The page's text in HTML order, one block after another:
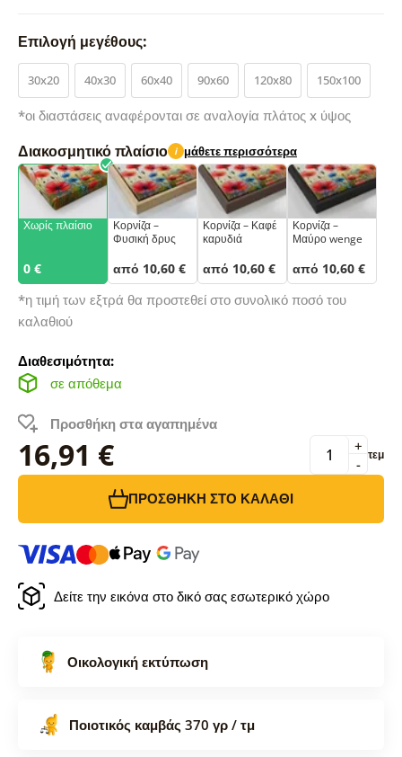
Επιλογή μεγέθους:
30x20 40x30 60x40 90x60 120x80 150x100
*οι διαστάσεις αναφέρονται σε αναλογία πλάτος x ύψος
Διακοσμητικό πλαίσιο i μάθετε περισσότερα
Χωρίς πλαίσιο
0 €
Κορνίζα –
Φυσική δρυς
από 10,60 €
Κορνίζα – Καφέ
καρυδιά
από 10,60 €
Κορνίζα –
Μαύρο wenge
από 10,60 €
*η τιμή των εξτρά θα προστεθεί στο συνολικό ποσό του
καλαθιού
Διαθεσιμότητα:
σε απόθεμα
Προσθήκη στα αγαπημένα
16,91 € -
+ τεμ
ΠΡΟΣΘΉΚΗ ΣΤΟ ΚΑΛΆΘΙ
Δείτε την εικόνα στο δικό σας εσωτερικό χώρο
Οικολογική εκτύπωση
Ποιοτικός καμβάς 370 γρ / τμ